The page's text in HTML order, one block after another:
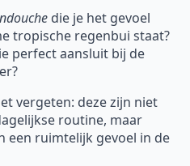
die je het gevoel
tropische regenbui staat?
perfect aansluit bij de
vergeten: deze zijn niet
routine, maar
een ruimtelijk gevoel in de